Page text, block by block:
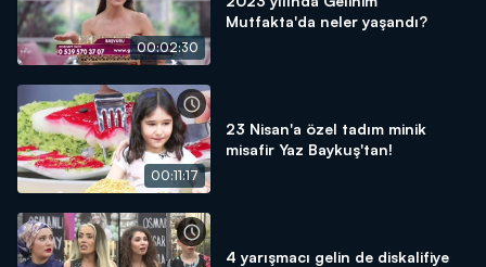
00:02:30
Mutfakta'da neler yaşandı?
00:11:17
23 Nisan'a özel tadım minik
misafir Yaz Baykuş'tan!
4 yarışmacı gelin de diskalifiye